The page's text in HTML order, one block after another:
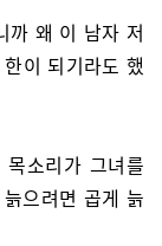
까 왜 이 남자 저
이 되기라도 했
소리가 그녀를
으려면 곱게 늙